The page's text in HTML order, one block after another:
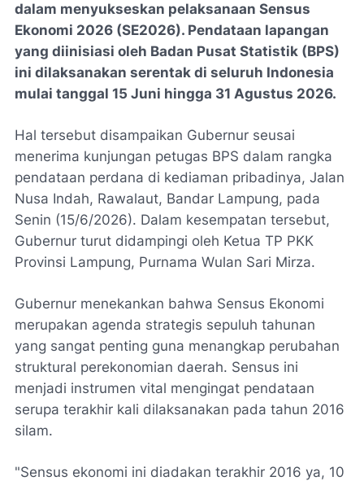
dalam menyukseskan pelaksanaan Sensus
Ekonomi 2026 (SE2026). Pendataan lapangan
yang diinisiasi oleh Badan Pusat Statistik (BPS)
ini dilaksanakan serentak di seluruh Indonesia
mulai tanggal 15 Juni hingga 31 Agustus 2026.
​Hal tersebut disampaikan Gubernur seusai
menerima kunjungan petugas BPS dalam rangka
pendataan perdana di kediaman pribadinya, Jalan
Nusa Indah, Rawalaut, Bandar Lampung, pada
Senin (15/6/2026). Dalam kesempatan tersebut,
Gubernur turut didampingi oleh Ketua TP PKK
Provinsi Lampung, Purnama Wulan Sari Mirza.
​Gubernur menekankan bahwa Sensus Ekonomi
merupakan agenda strategis sepuluh tahunan
yang sangat penting guna menangkap perubahan
struktural perekonomian daerah. Sensus ini
menjadi instrumen vital mengingat pendataan
serupa terakhir kali dilaksanakan pada tahun 2016
silam.
​"Sensus ekonomi ini diadakan terakhir 2016 ya, 10